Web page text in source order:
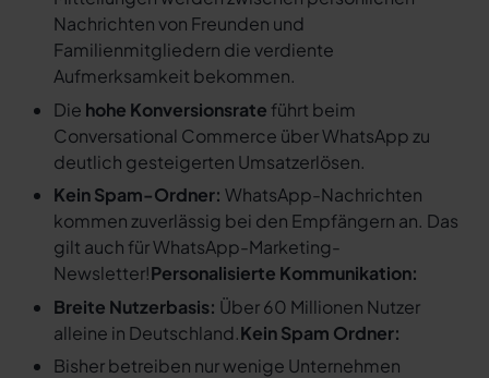
Nachrichten von Freunden und
Familienmitgliedern die verdiente
Aufmerksamkeit bekommen.
Die hohe Konversionsrate führt beim
Conversational Commerce über WhatsApp zu
deutlich gesteigerten Umsatzerlösen.
Kein Spam-Ordner: WhatsApp-Nachrichten
kommen zuverlässig bei den Empfängern an. Das
gilt auch für WhatsApp-Marketing-
Newsletter!Personalisierte Kommunikation:
Breite Nutzerbasis: Über 60 Millionen Nutzer
alleine in Deutschland.Kein Spam Ordner:
Bisher betreiben nur wenige Unternehmen